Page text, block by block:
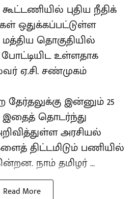
புதிய நீதிக்
ஒதுக்கப்பட்டுள்ள
தொகுதியில்
போட்டியிட உள்ளதாக
ஏ.சி. சண்முகம்
தேர்தலுக்கு இன்னும் 25
தொடர்ந்து
அரசியல்
திட்டமிடும் பணியில்
நாம் தமிழர் ...
Read More